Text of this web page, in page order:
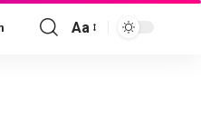
Font
Aa